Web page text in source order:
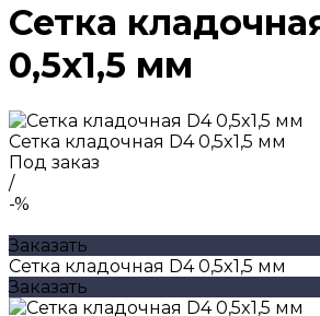
Сетка
0,5x1,5 мм
Сетка кладочная D4 0,5x1,5 мм
Под заказ
/
-%
Заказать
Сетка кладочная D4 0,5x1,5 мм
Заказать